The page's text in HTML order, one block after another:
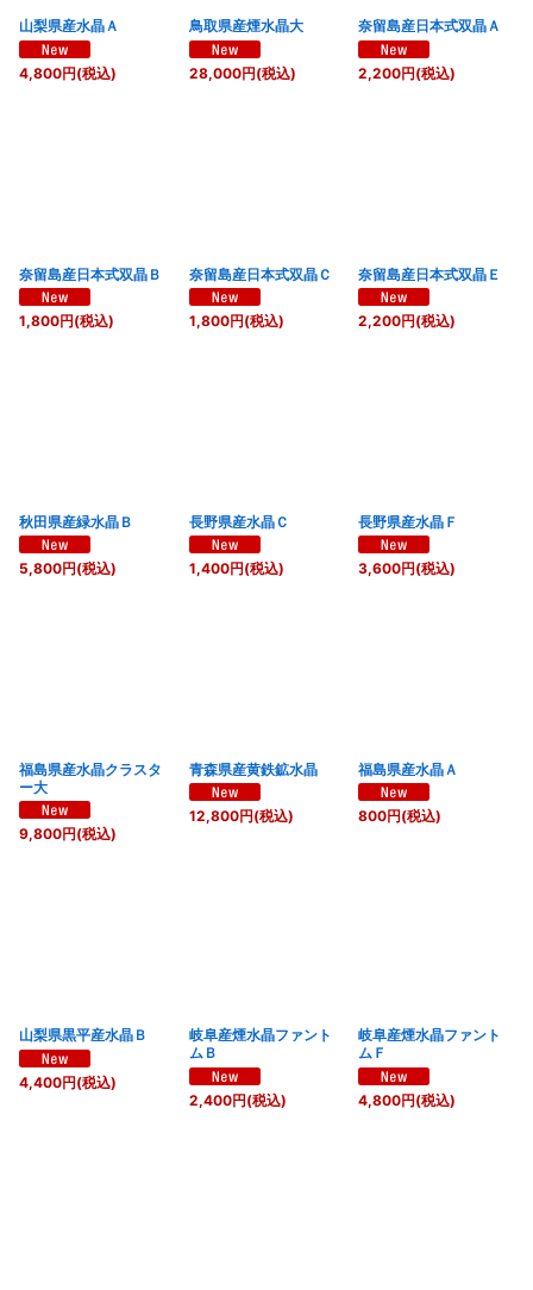
山梨県産水晶Ａ
4,800円(税込)
鳥取県産煙水晶大
28,000円(税込)
奈留島産日本式双晶Ａ
2,200円(税込)
奈留島産日本式双晶Ｂ
1,800円(税込)
奈留島産日本式双晶Ｃ
1,800円(税込)
奈留島産日本式双晶Ｅ
2,200円(税込)
秋田県産緑水晶Ｂ
5,800円(税込)
長野県産水晶Ｃ
1,400円(税込)
長野県産水晶Ｆ
3,600円(税込)
福島県産水晶クラスタ
ー大
9,800円(税込)
青森県産黄鉄鉱水晶
12,800円(税込)
福島県産水晶Ａ
800円(税込)
山梨県黒平産水晶Ｂ
4,400円(税込)
岐阜産煙水晶ファント
ムＢ
2,400円(税込)
岐阜産煙水晶ファント
ムＦ
4,800円(税込)